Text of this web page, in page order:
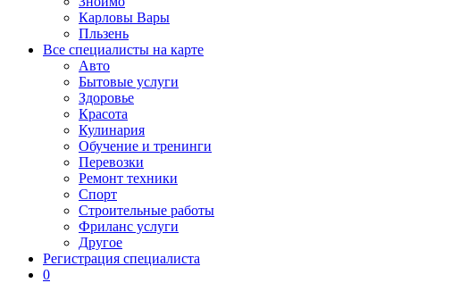
Карловы Вары
Пльзень
Все специалисты на карте
Авто
Бытовые услуги
Здоровье
Красота
Кулинария
Обучение и тренинги
Перевозки
Ремонт техники
Спорт
Строительные работы
Фриланс услуги
Другое
Регистрация специалиста
0